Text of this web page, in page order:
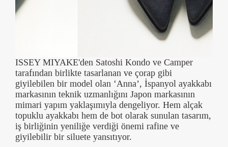
ISSEY MIYAKE'den Satoshi Kondo ve Camper
tarafından birlikte tasarlanan ve çorap gibi
giyilebilen bir model olan ‘Anna’, İspanyol ayakkabı
markasının teknik uzmanlığını Japon markasının
mimari yapım yaklaşımıyla dengeliyor. Hem alçak
topuklu ayakkabı hem de bot olarak sunulan tasarım,
iş birliğinin yeniliğe verdiği önemi rafine ve
giyilebilir bir siluete yansıtıyor.